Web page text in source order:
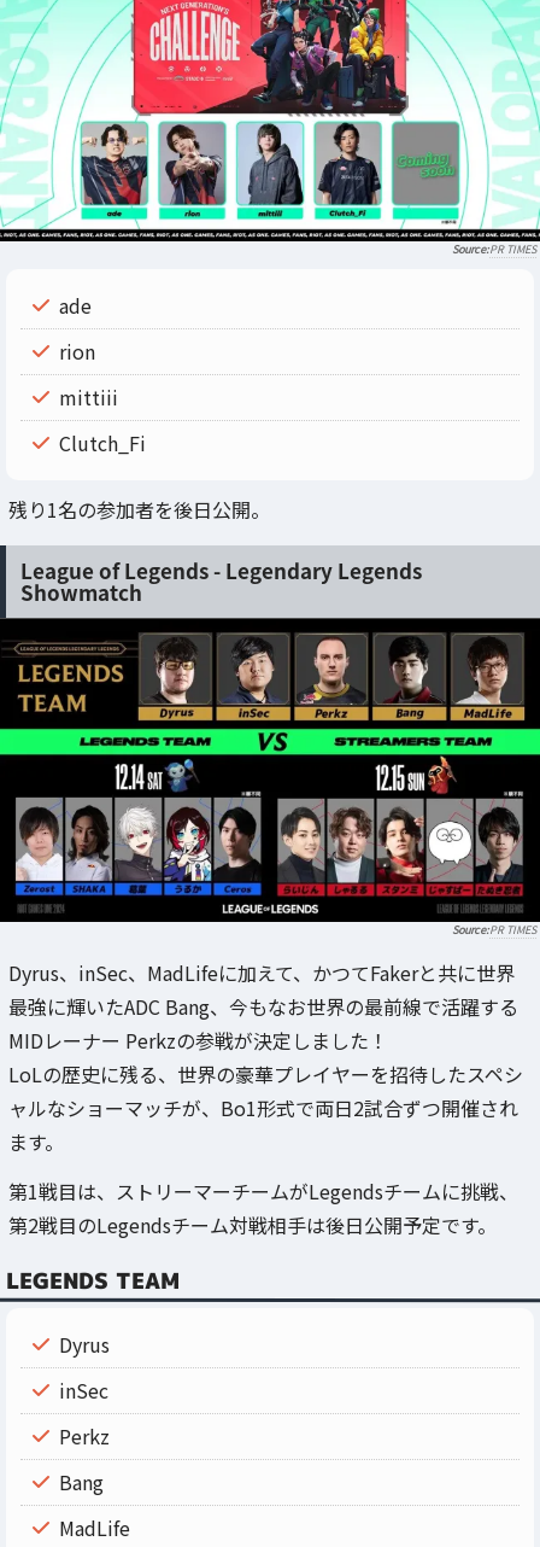
PR TIMES
ade
rion
mittiii
Clutch_Fi
残り1名の参加者を後日公開。
League of Legends - Legendary Legends
Showmatch
PR TIMES
Dyrus、inSec、MadLifeに加えて、かつてFakerと共に世界
最強に輝いたADC Bang、今もなお世界の最前線で活躍する
MIDレーナー Perkzの参戦が決定しました！
LoLの歴史に残る、世界の豪華プレイヤーを招待したスペシ
ャルなショーマッチが、Bo1形式で両日2試合ずつ開催され
ます。
第1戦目は、ストリーマーチームがLegendsチームに挑戦、
第2戦目のLegendsチーム対戦相手は後日公開予定です。
LEGENDS TEAM
Dyrus
inSec
Perkz
Bang
MadLife